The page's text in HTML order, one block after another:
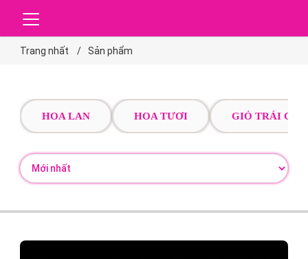
Trang nhất Sản phẩm
HOA LAN HOA TƯƠI GIỎ TRÁI CÂY